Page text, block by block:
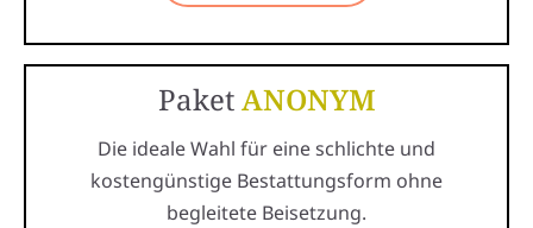
PaketANONYM
Die ideale Wahl für eine schlichte und
kostengünstige Bestattungsform ohne
begleitete Beisetzung.